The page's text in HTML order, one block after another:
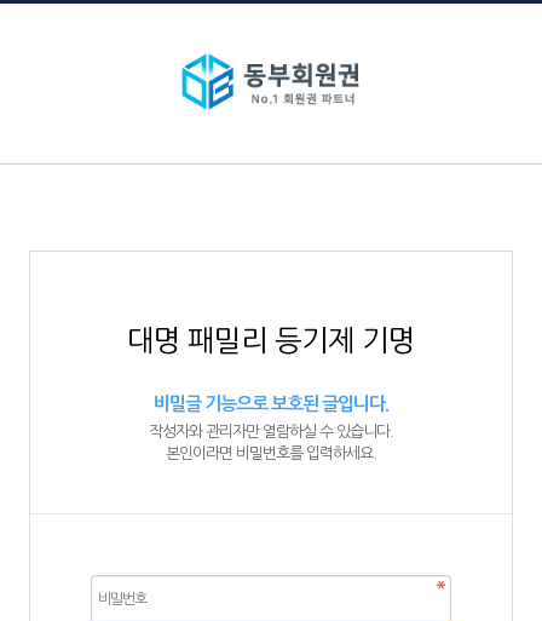
대명 패밀리 등기제 기명
비밀글 기능으로 보호된 글입니다.
작성자와 관리자만 열람하실 수 있습니다.
본인이라면 비밀번호를 입력하세요.